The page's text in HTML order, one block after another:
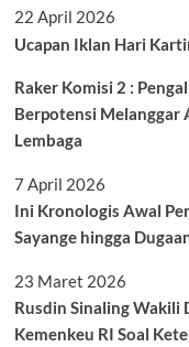
22 April 2026
Ucapan Iklan Hari
Raker Komisi 2 :
Berpotensi Melanggar
Lembaga
7 April 2026
Ini Kronologis Awal
Sayange hingga
23 Maret 2026
Rusdin Sinaling Wakili
Kemenkeu RI Soal